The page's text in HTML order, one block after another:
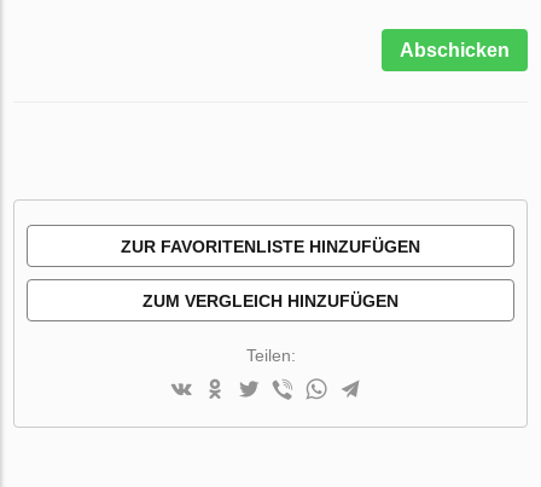
Abschicken
ZUR FAVORITENLISTE HINZUFÜGEN
ZUM VERGLEICH HINZUFÜGEN
Teilen: